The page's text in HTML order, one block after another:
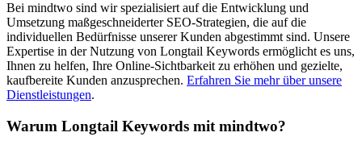
Bei mindtwo sind wir spezialisiert auf die Entwicklung und
Umsetzung maßgeschneiderter SEO-Strategien, die auf die
individuellen Bedürfnisse unserer Kunden abgestimmt sind. Unsere
Expertise in der Nutzung von Longtail Keywords ermöglicht es uns,
Ihnen zu helfen, Ihre Online-Sichtbarkeit zu erhöhen und gezielte,
kaufbereite Kunden anzusprechen. Erfahren Sie mehr über unsere
Dienstleistungen.
Warum Longtail Keywords mit mindtwo?